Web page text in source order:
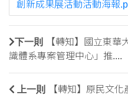
創新成果展活動活動海報
下一則
【轉知】國立東華
識體系專案管理中心」推....
上一則
【轉知】原民文